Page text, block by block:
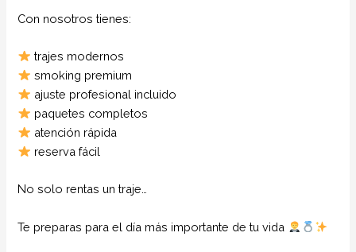
Con nosotros tienes:
trajes modernos
smoking premium
ajuste profesional incluido
paquetes completos
atención rápida
reserva fácil
No solo rentas un traje…
Te preparas para el día más importante de tu vida